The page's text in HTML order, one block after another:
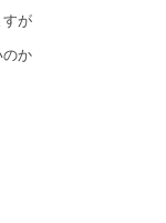
すが
のか